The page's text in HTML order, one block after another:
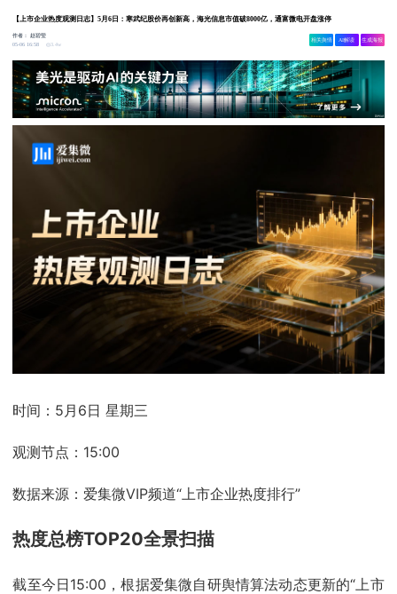
【上市企业热度观测日志】5月6日：寒武纪股价再创新高，海光信息市值破8000亿，通富微电开盘涨停
作者：赵碧莹
05-06 16:58
3.4w
相关舆情 AI解读 生成海报
时间：5月6日 星期三
观测节点：15:00
数据来源：爱集微VIP频道“上市企业热度排行”
热度总榜TOP20全景扫描
截至今日15:00，根据爱集微自研舆情算法动态更新的“上市